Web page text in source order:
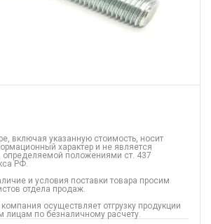
включая указанную стоимость, носит
характер и не является
определяемой положениями ст. 437
РФ.
и условия поставки товара просим
отдела продаж.
осуществляет отгрузку продукции
лицам по безналичному расчету.